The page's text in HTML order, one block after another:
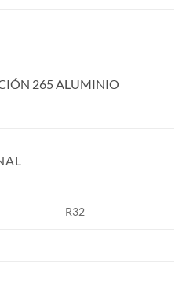
265 ALUMINIO
R32